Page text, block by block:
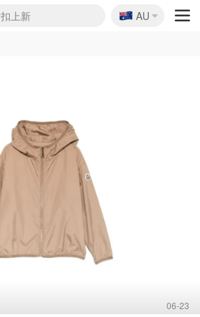
3.5折
折价汇总
9折
折
市实拍
捡漏
牌1折起
折起
折护肤1折
6.2折
Airpods
总送$50
物
折
奢地板价
6折
起
饰2折
销
礼物
开票
尚3折
肤沐浴露
馆门票6折
送香薰
折
历2.3折
促3折
$16
逆天2折
4折
6折起
2.7折
9折
容仪9折
Live
衣3折
机3.7折
$24
5折
折
🇦🇺
AU
06-23